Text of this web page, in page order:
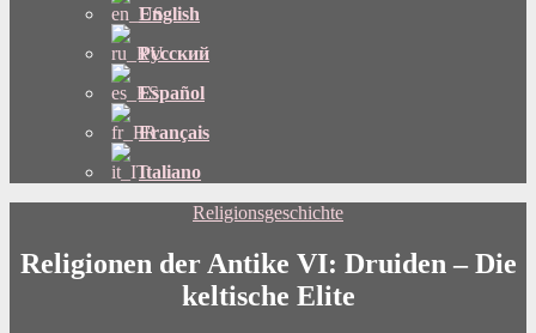
English
Русский
Español
Français
Italiano
Kategorien
Religionsgeschichte
Religionen der Antike VI: Druiden – Die
keltische Elite